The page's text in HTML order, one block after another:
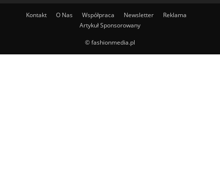
Kontakt O Nas Współpraca Newsletter
Reklama
Artykuł Sponsorowany
© fashionmedia.pl